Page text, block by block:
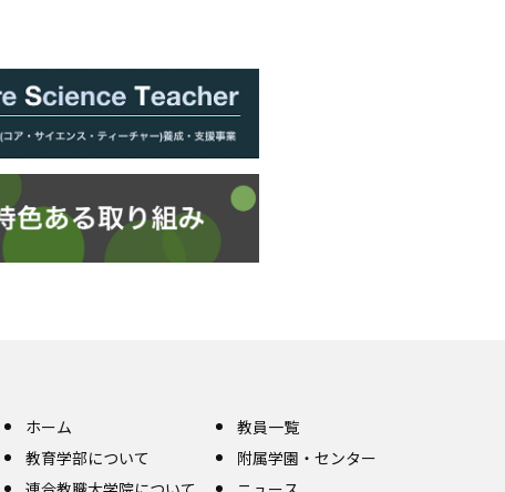
ホーム
教育学部について
教員一覧
附属学園・センター